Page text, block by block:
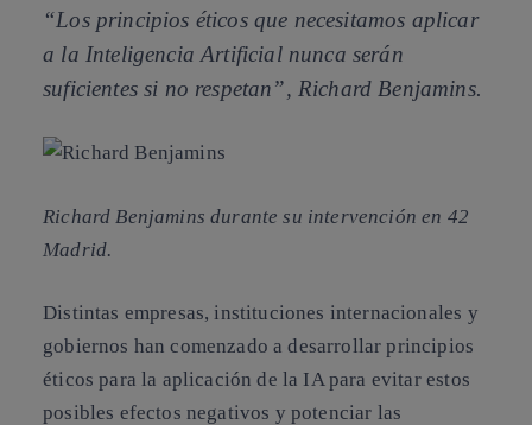
“Los principios éticos que necesitamos aplicar
a la Inteligencia Artificial nunca serán
suficientes si no respetan”, Richard Benjamins.
Richard Benjamins durante su intervención en 42
Madrid.
Distintas empresas, instituciones internacionales y
gobiernos han comenzado a desarrollar principios
éticos para la aplicación de la IA para evitar estos
posibles efectos negativos y potenciar las